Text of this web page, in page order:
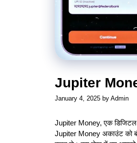
Jupiter
January 4, 2025 by Admin
Jupiter Money, एक डिजिटल
Jupiter Money अकाउंट को